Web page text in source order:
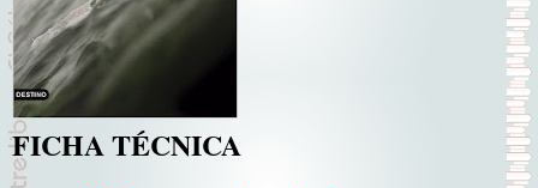
FICHA TÉCNICA